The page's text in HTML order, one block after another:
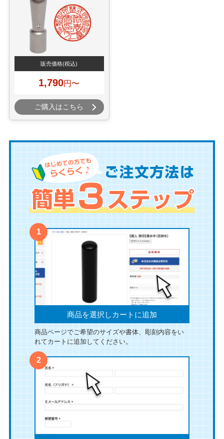
販売価格(税込)
1,790円〜
ご購入はこちら
商品を選択しカートに追加
商品ページでご希望のサイズや書体、彫刻内容をい
れてカートに追加してください。